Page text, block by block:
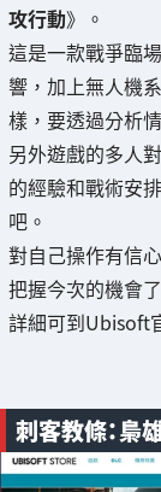
攻行動》。
這是一款戰爭臨
響，加上無人機
樣，要透過分析
另外遊戲的多人
的經驗和戰術安
吧。
對自己操作有信
把握今次的機會
詳細可到Ubisoft
刺客教條：